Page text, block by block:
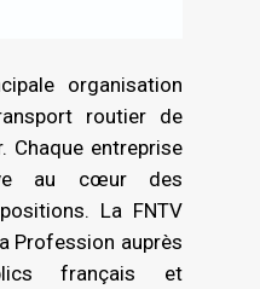
organisation
routier de
Chaque entreprise
au cœur des
La FNTV
Profession auprès
français et